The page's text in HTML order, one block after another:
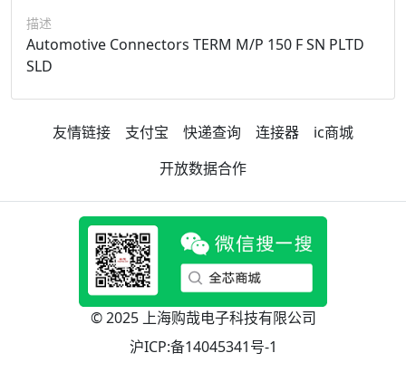
描述
Automotive Connectors TERM M/P 150 F SN PLTD
SLD
友情链接 支付宝 快递查询 连接器
ic商城
开放数据合作
© 2025 上海购哉电子科技有限公司
沪ICP:备14045341号-1